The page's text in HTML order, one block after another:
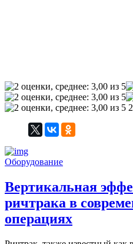
Оборудование
Вертикальная
ричтрака в
операциях